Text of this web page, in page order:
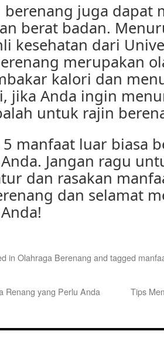
berenang juga dapat
berat badan.
kesehatan dari
merupakan
kalori dan
jika Anda ingin
untuk rajin
5 manfaat luar biasa
Jangan ragu
dan rasakan
dan selamat
in Olahraga Berenang and tagged
Renang yang Perlu Anda
Tips